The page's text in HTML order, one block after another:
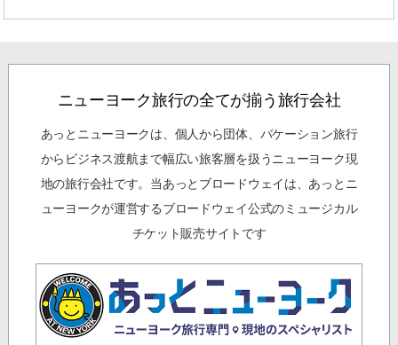
ニューヨーク旅行の全てが揃う旅行会社
あっとニューヨークは、個人から団体、バケーション旅行
からビジネス渡航まで幅広い旅客層を扱うニューヨーク現
地の旅行会社です。当あっとブロードウェイは、あっとニ
ューヨークが運営するブロードウェイ公式のミュージカル
チケット販売サイトです